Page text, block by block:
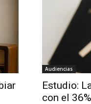
Audiencias
Estudio:
con el